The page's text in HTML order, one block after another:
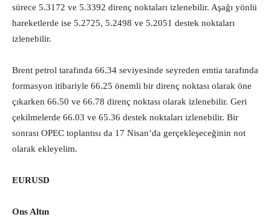
sürece 5.3172 ve 5.3392 direnç noktaları izlenebilir. Aşağı yönlü
hareketlerde ise 5.2725, 5.2498 ve 5.2051 destek noktaları
izlenebilir.
Brent petrol tarafında 66.34 seviyesinde seyreden emtia tarafında
formasyon itibariyle 66.25 önemli bir direnç noktası olarak öne
çıkarken 66.50 ve 66.78 direnç noktası olarak izlenebilir. Geri
çekilmelerde 66.03 ve 65.36 destek noktaları izlenebilir. Bir
sonrası OPEC toplantısı da 17 Nisan’da gerçekleşeceğinin not
olarak ekleyelim.
EURUSD
Ons Altın